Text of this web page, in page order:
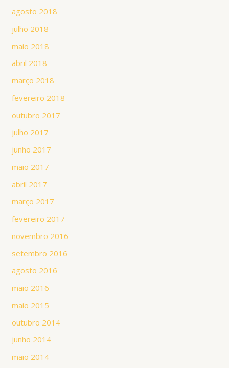
agosto 2018
julho 2018
maio 2018
abril 2018
março 2018
fevereiro 2018
outubro 2017
julho 2017
junho 2017
maio 2017
abril 2017
março 2017
fevereiro 2017
novembro 2016
setembro 2016
agosto 2016
maio 2016
maio 2015
outubro 2014
junho 2014
maio 2014